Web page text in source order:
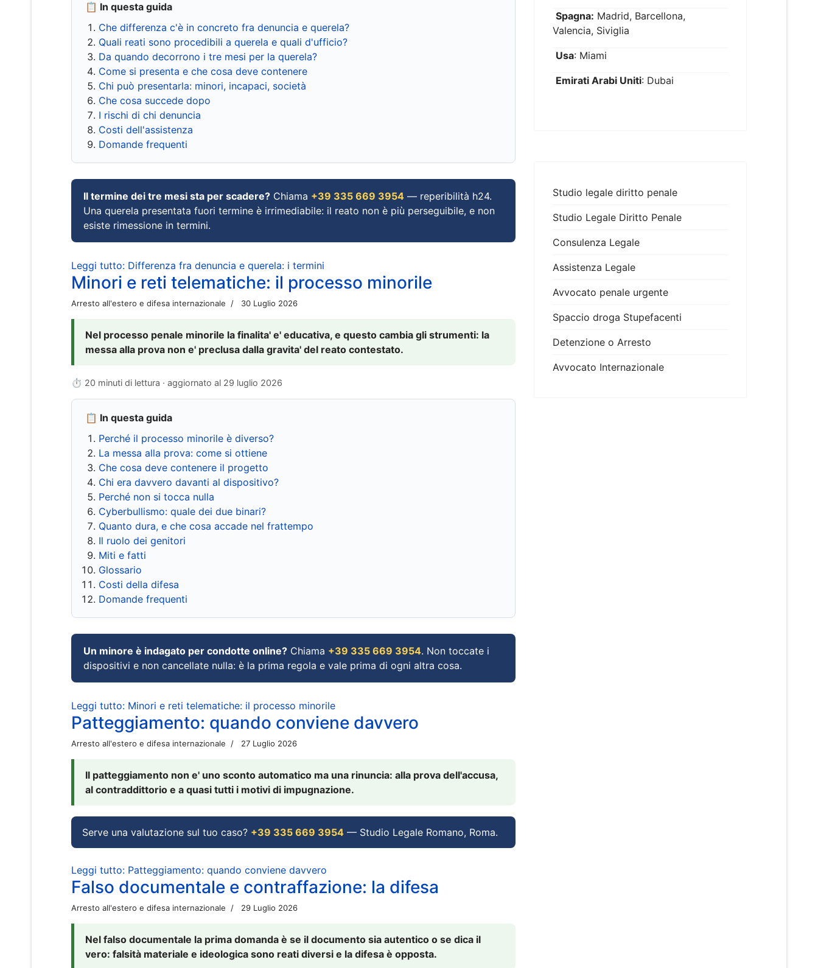
📋 In questa guida
Che differenza c'è in concreto fra denuncia e querela?
Quali reati sono procedibili a querela e quali d'ufficio?
Da quando decorrono i tre mesi per la querela?
Come si presenta e che cosa deve contenere
Chi può presentarla: minori, incapaci, società
Che cosa succede dopo
I rischi di chi denuncia
Costi dell'assistenza
Domande frequenti
Il termine dei tre mesi sta per scadere? Chiama +39 335 669 3954 — reperibilità h24.
Una querela presentata fuori termine è irrimediabile: il reato non è più perseguibile, e non
esiste rimessione in termini.
Leggi tutto: Differenza fra denuncia e querela: i termini
Minori e reti telematiche: il processo minorile
Arresto all'estero e difesa internazionale 30 Luglio 2026
Nel processo penale minorile la finalita' e' educativa, e questo cambia gli strumenti: la
messa alla prova non e' preclusa dalla gravita' del reato contestato.
⏱ 20 minuti di lettura · aggiornato al 29 luglio 2026
📋 In questa guida
Perché il processo minorile è diverso?
La messa alla prova: come si ottiene
Che cosa deve contenere il progetto
Chi era davvero davanti al dispositivo?
Perché non si tocca nulla
Cyberbullismo: quale dei due binari?
Quanto dura, e che cosa accade nel frattempo
Il ruolo dei genitori
Miti e fatti
Glossario
Costi della difesa
Domande frequenti
Un minore è indagato per condotte online? Chiama +39 335 669 3954. Non toccate i
dispositivi e non cancellate nulla: è la prima regola e vale prima di ogni altra cosa.
Leggi tutto: Minori e reti telematiche: il processo minorile
Patteggiamento: quando conviene davvero
Arresto all'estero e difesa internazionale 27 Luglio 2026
Il patteggiamento non e' uno sconto automatico ma una rinuncia: alla prova dell'accusa,
al contraddittorio e a quasi tutti i motivi di impugnazione.
Serve una valutazione sul tuo caso? +39 335 669 3954 — Studio Legale Romano, Roma.
Leggi tutto: Patteggiamento: quando conviene davvero
Falso documentale e contraffazione: la difesa
Arresto all'estero e difesa internazionale 29 Luglio 2026
Nel falso documentale la prima domanda è se il documento sia autentico o se dica il
vero: falsità materiale e ideologica sono reati diversi e la difesa è opposta.
Spagna: Madrid, Barcellona,
Valencia, Siviglia
Usa: Miami
Emirati Arabi Uniti: Dubai
Studio legale diritto penale
Studio Legale Diritto Penale
Consulenza Legale
Assistenza Legale
Avvocato penale urgente
Spaccio droga Stupefacenti
Detenzione o Arresto
Avvocato Internazionale